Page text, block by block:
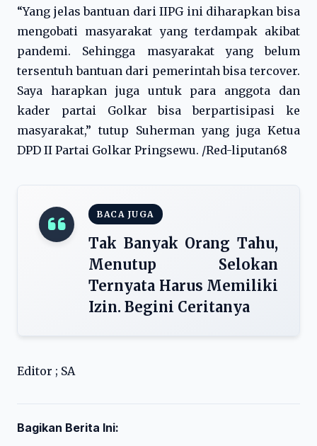
“Yang jelas bantuan dari IIPG ini diharapkan bisa
mengobati masyarakat yang terdampak akibat
pandemi. Sehingga masyarakat yang belum
tersentuh bantuan dari pemerintah bisa tercover.
Saya harapkan juga untuk para anggota dan
kader partai Golkar bisa berpartisipasi ke
masyarakat,” tutup Suherman yang juga Ketua
DPD II Partai Golkar Pringsewu. /Red-liputan68
BACA JUGA
Tak Banyak Orang Tahu,
Menutup Selokan
Ternyata Harus Memiliki
Izin. Begini Ceritanya
Editor ; SA
Bagikan Berita Ini: